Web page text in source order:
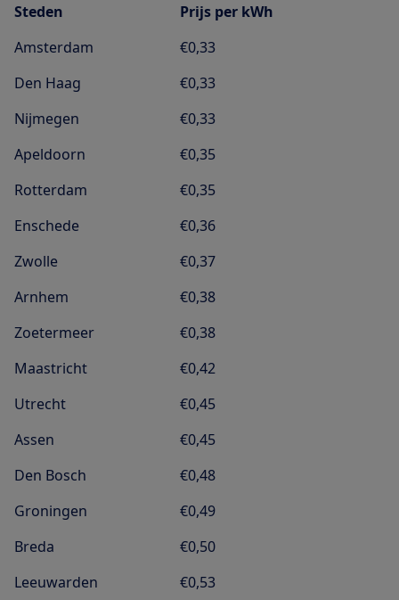
Steden
Prijs per kWh
Amsterdam
€0,33
Den Haag
€0,33
Nijmegen
€0,33
Apeldoorn
€0,35
Rotterdam
€0,35
Enschede
€0,36
Zwolle
€0,37
Arnhem
€0,38
Zoetermeer
€0,38
Maastricht
€0,42
Utrecht
€0,45
Assen
€0,45
Den Bosch
€0,48
Groningen
€0,49
Breda
€0,50
Leeuwarden
€0,53